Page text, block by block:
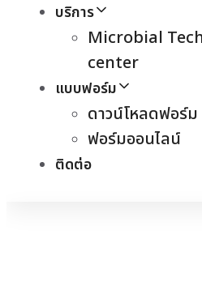
บริการ
Microbial
center
แบบฟอร์ม
ดาวน์โหลดฟอร์ม
ฟอร์มออนไลน์
ติดต่อ